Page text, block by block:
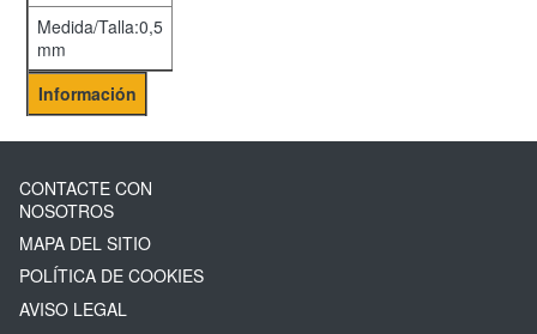
Medida/Talla:0,5
mm
Información
CONTACTE CON
NOSOTROS
MAPA DEL SITIO
POLÍTICA DE COOKIES
AVISO LEGAL